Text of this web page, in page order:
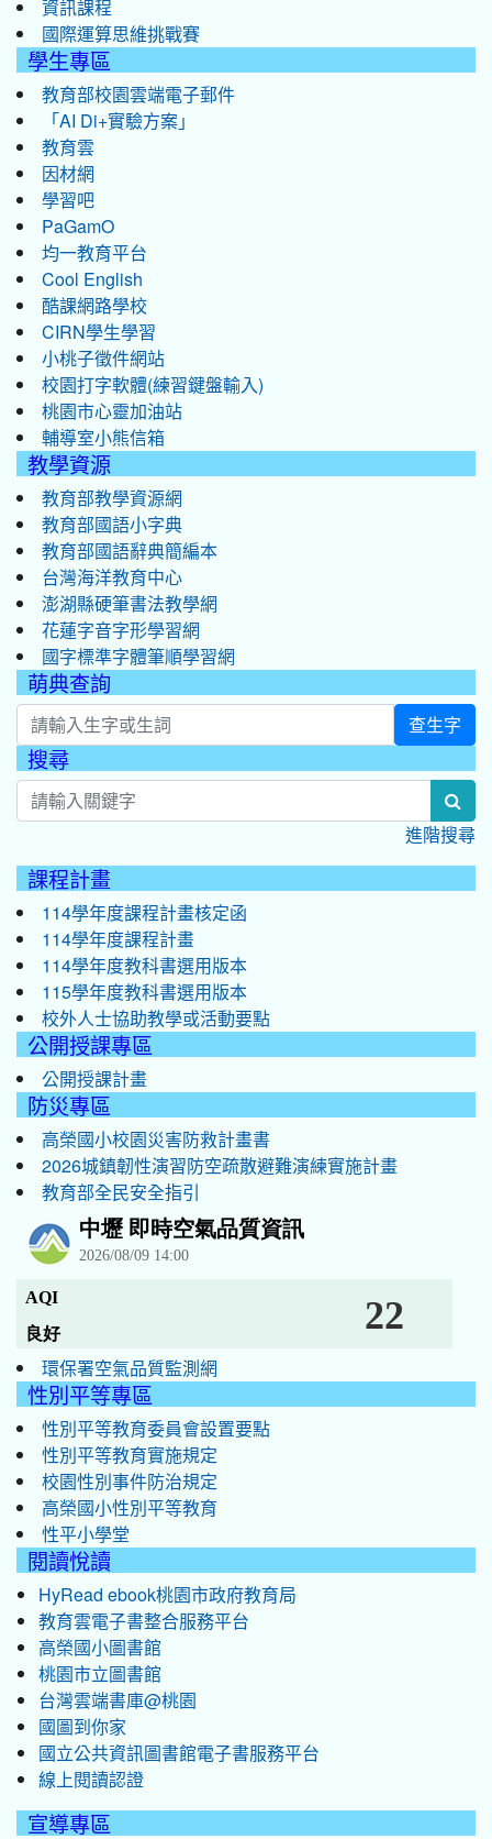
資訊課程
國際運算思維挑戰賽
學生專區
教育部校園雲端電子郵件
「AI Di+實驗方案」
教育雲
因材網
學習吧
PaGamO
均一教育平台
Cool English
酷課網路學校
CIRN學生學習
小桃子徵件網站
校園打字軟體(練習鍵盤輸入)
桃園市心靈加油站
輔導室小熊信箱
教學資源
教育部教學資源網
教育部國語小字典
教育部國語辭典簡編本
台灣海洋教育中心
澎湖縣硬筆書法教學網
花蓮字音字形學習網
國字標準字體筆順學習網
萌典查詢
查生字
搜尋
進階搜尋
課程計畫
114學年度課程計畫核定函
114學年度課程計畫
114學年度教科書選用版本
115學年度教科書選用版本
校外人士協助教學或活動要點
公開授課專區
公開授課計畫
防災專區
高榮國小校園災害防救計畫書
2026城鎮韌性演習防空疏散避難演練實施計畫
教育部全民安全指引
環保署空氣品質監測網
性別平等專區
性別平等教育委員會設置要點
性別平等教育實施規定
校園性別事件防治規定
高榮國小性別平等教育
性平小學堂
閱讀悅讀
HyRead ebook桃園市政府教育局
教育雲電子書整合服務平台
高榮國小圖書館
桃園市立圖書館
台灣雲端書庫@桃園
國圖到你家
國立公共資訊圖書館電子書服務平台
線上閱讀認證
宣導專區